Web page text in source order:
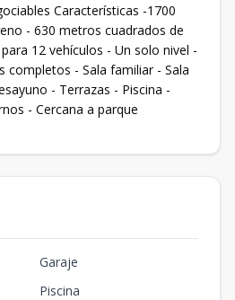
Características -1700
- 630 metros cuadrados de
12 vehículos - Un solo nivel -
completos - Sala familiar - Sala
- Terrazas - Piscina -
- Cercana a parque
Garaje
Piscina